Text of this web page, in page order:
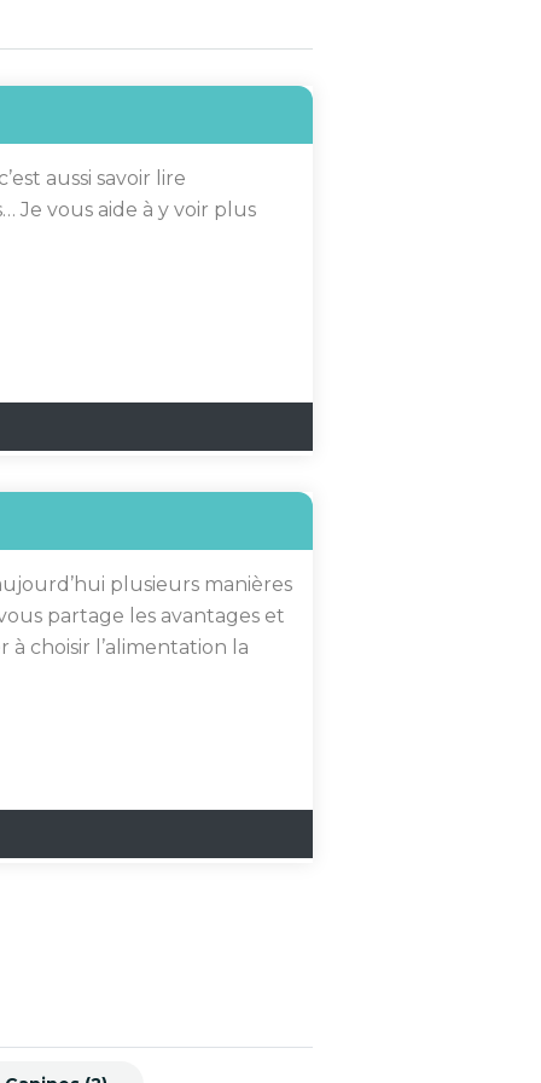
aussi savoir lire
Je vous aide à y voir plus
plusieurs manières
partage les avantages et
choisir l’alimentation la